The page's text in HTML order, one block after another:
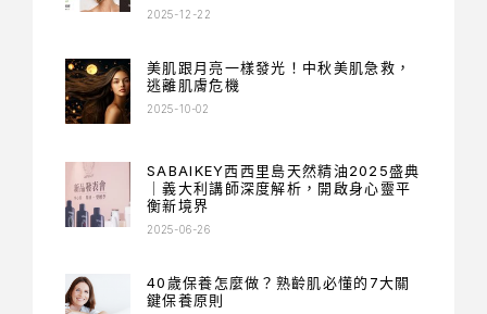
2025-12-22
美肌跟月亮一樣發光！中秋美肌急救，
逃離肌膚危機
2025-10-02
SABAIKEY西西里島天然精油2025盛典
｜義大利講師深度解析，開啟身心靈平
衡新境界
2025-06-26
40歲保養怎麼做？熟齡肌必懂的7大關
鍵保養原則